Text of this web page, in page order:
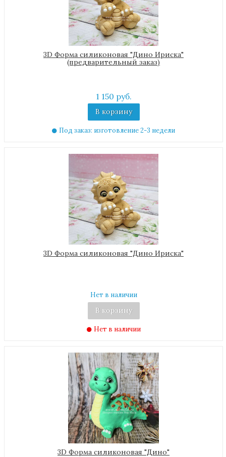
3D Форма силиконовая "Дино Ириска"
(предварительный заказ)
1 150 руб.
В корзину
Под заказ: изготовление 2-3 недели
3D Форма силиконовая "Дино Ириска"
Нет в наличии
В корзину
Нет в наличии
3D Форма силиконовая "Дино"